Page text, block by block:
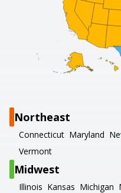
Northeast
Connecticut Maryland
Vermont
Midwest
Illinois Kansas Michigan